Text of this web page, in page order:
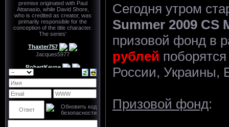
Сегодня утром
Summer 2009 CS
призовой фонд в
рублей
России, Украины,
Призовой фонд: